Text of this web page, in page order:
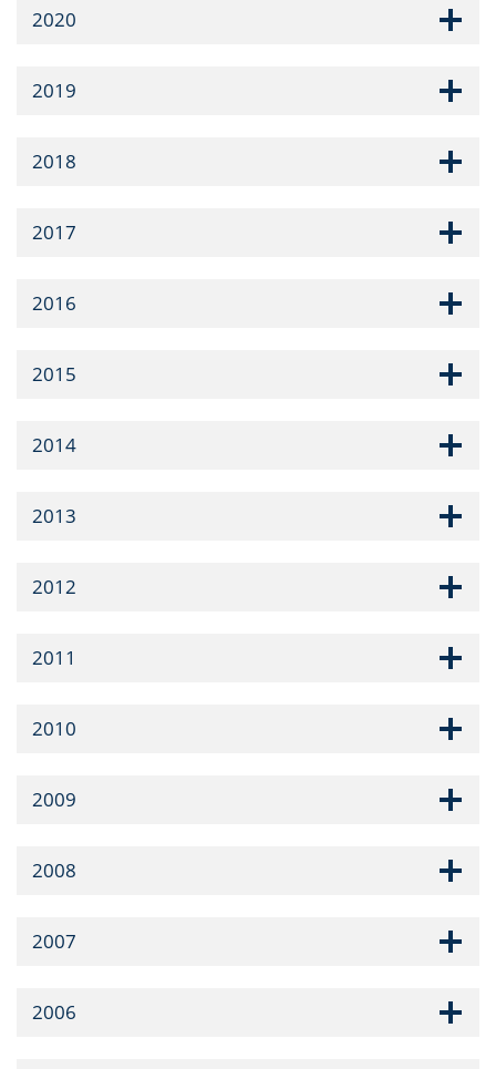
2020
2019
2018
2017
2016
2015
2014
2013
2012
2011
2010
2009
2008
2007
2006